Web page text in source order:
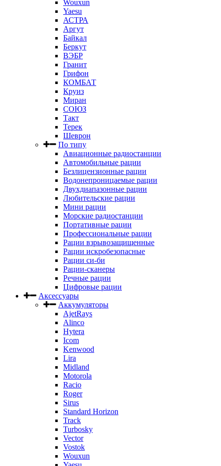
Wouxun
Yaesu
АСТРА
Аргут
Байкал
Беркут
ВЭБР
Гранит
Грифон
КОМБАТ
Круиз
Миран
СОЮЗ
Такт
Терек
Шеврон
По типу
Авиационные радиостанции
Автомобильные рации
Безлицензионные рации
Водонепроницаемые рации
Двухдиапазонные рации
Любительские рации
Мини рации
Морские радиостанции
Портативные рации
Профессиональные рации
Рации взрывозащищенные
Рации искробезопасные
Рации си-би
Рации-сканеры
Речные рации
Цифровые рации
Аксессуары
Аккумуляторы
AjetRays
Alinco
Hytera
Icom
Kenwood
Lira
Midland
Motorola
Racio
Roger
Sirus
Standard Horizon
Track
Turbosky
Vector
Vostok
Wouxun